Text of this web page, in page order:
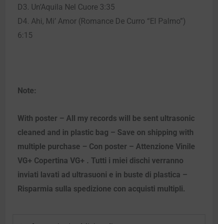
D3. Un’Aquila Nel Cuore 3:35
D4. Ahi, Mi’ Amor (Romance De Curro “El Palmo”)
6:15
Note:
With poster – All my records will be sent ultrasonic
cleaned and in plastic bag – Save on shipping with
multiple purchase – Con poster – Attenzione Vinile
VG+ Copertina VG+ . Tutti i miei dischi verranno
inviati lavati ad ultrasuoni e in buste di plastica –
Risparmia sulla spedizione con acquisti multipli.